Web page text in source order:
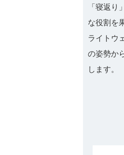
「寝返り
な役割を
ライトウ
の姿勢か
します。